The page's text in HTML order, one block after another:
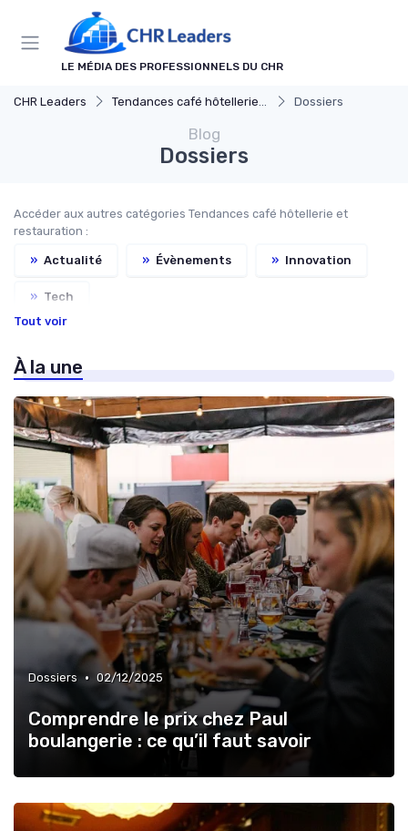
LE MÉDIA DES PROFESSIONNELS DU CHR
CHR Leaders Tendances café hôtellerie et restauration Dossiers
Blog
Dossiers
Accéder aux autres catégories Tendances café hôtellerie et
restauration :
» Actualité » Évènements » Innovation
» Tech
Tout voir
À la une
Dossiers • 02/12/2025
Comprendre le prix chez Paul
boulangerie : ce qu’il faut savoir
Panneau de gestion des cookies